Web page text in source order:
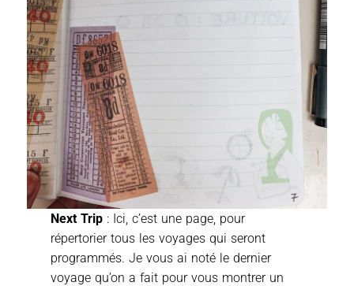
Next Trip : Ici, c’est une page, pour
répertorier tous les voyages qui seront
programmés. Je vous ai noté le dernier
voyage qu’on a fait pour vous montrer un